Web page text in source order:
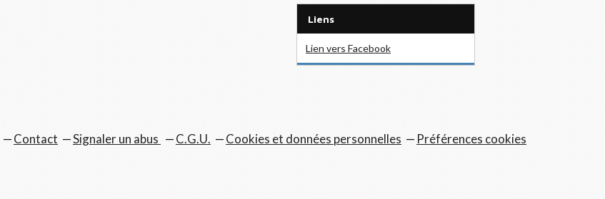
Liens
Lien vers Facebook
Contact Signaler un abus C.G.U. Cookies et données personnelles Préférences cookies